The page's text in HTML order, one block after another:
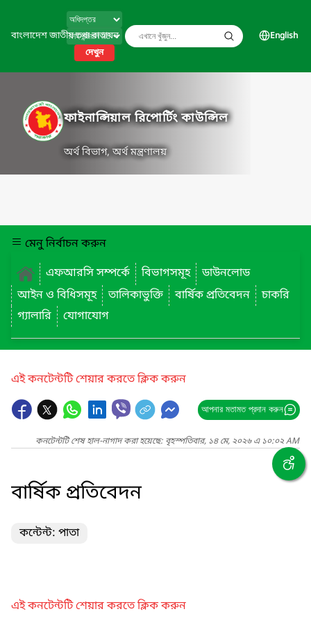
বাংলাদেশ জাতীয় তথ্য বাতায়ন
দেখুন
English
ফাইনান্সিয়াল রিপোর্টিং কাউন্সিল
অর্থ বিভাগ, অর্থ মন্ত্রণালয়
মেনু নির্বাচন করুন
এফআরসি সম্পর্কে
বিভাগসমূহ
ডাউনলোড
আইন ও বিধিসমূহ
তালিকাভুক্তি বার্ষিক প্রতিবেদন
চাকরি
গ্যালারি
যোগাযোগ
এই কনটেন্টটি শেয়ার করতে ক্লিক করুন
আপনার মতামত প্রদান করুন
কনটেন্টটি শেষ হাল-নাগাদ করা হয়েছে: বৃহস্পতিবার, ১৪ মে, ২০২৬ এ ১০:০২ AM
বার্ষিক প্রতিবেদন
কন্টেন্ট: পাতা
এই কনটেন্টটি শেয়ার করতে ক্লিক করুন